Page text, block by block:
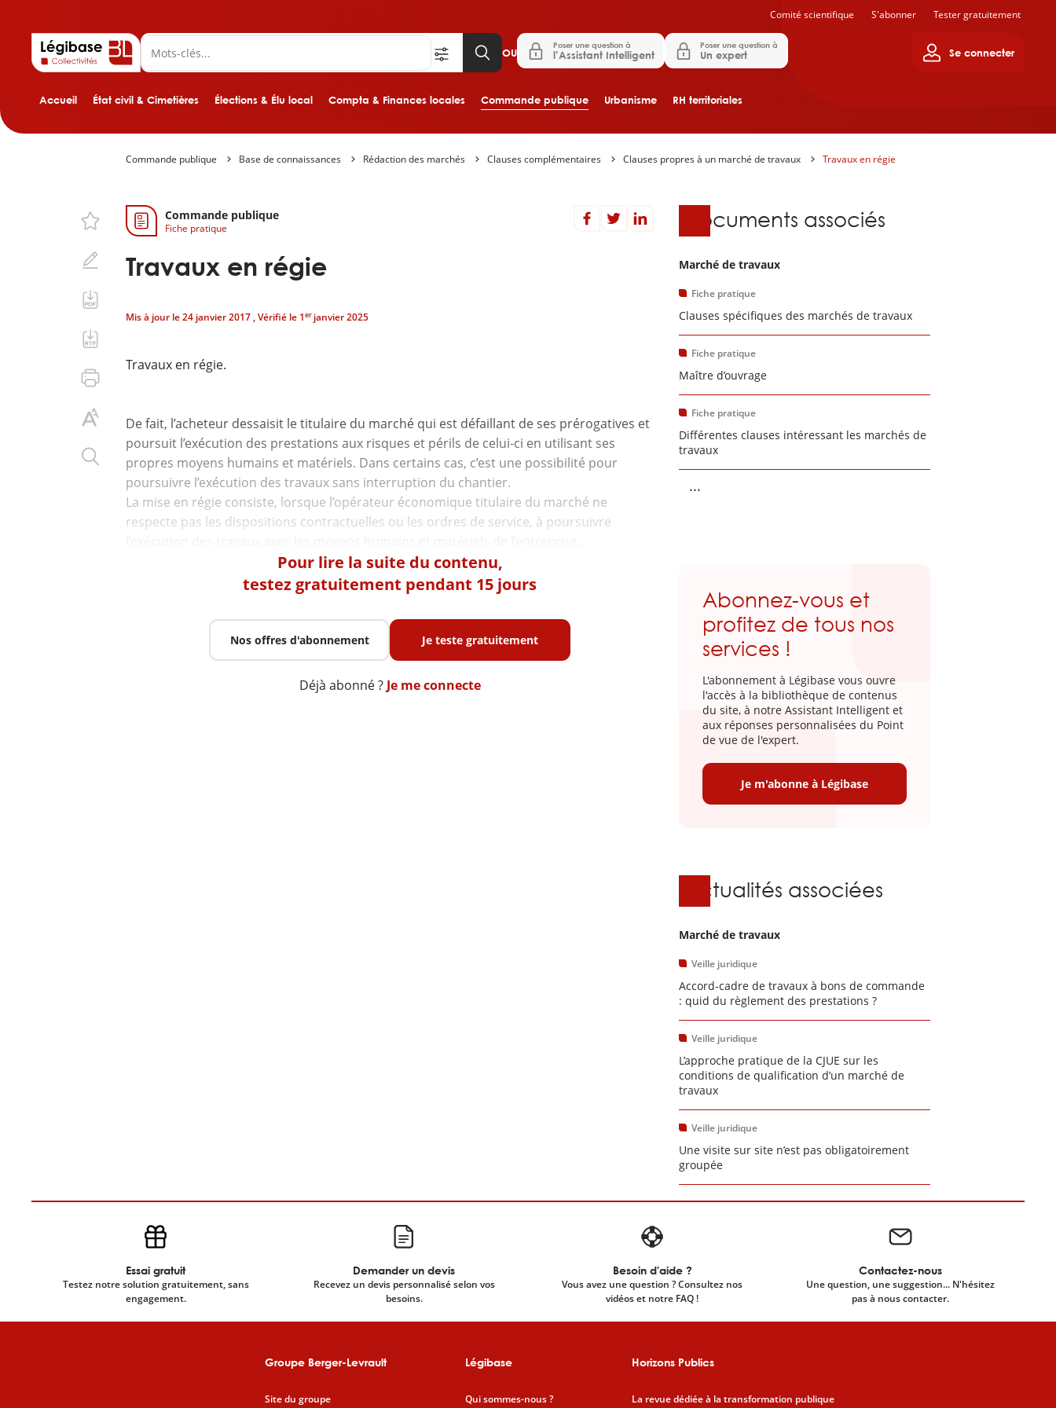
Aller au contenu principal
Accueil État civil & Cimetières Élections & Élu local Compta & Finances locales Commande publique Urbanisme RH territoriales
OU
Poser une question à
l’Assistant Intelligent
Poser une question à
Un expert Se connecter
Comité scientifique S'abonner Tester gratuitement
Commande publique Base de connaissances Rédaction des marchés Clauses complémentaires Clauses propres à un marché de travaux Travaux en régie
Commande publique
Fiche pratique
Travaux en régie
Mis à jour le24 janvier 2017 , Vérifié le 1er janvier 2025
Travaux en régie.
De fait, l’acheteur dessaisit le titulaire du marché qui est défaillant de ses prérogatives et
poursuit l’exécution des prestations aux risques et périls de celui-ci en utilisant ses
propres moyens humains et matériels. Dans certains cas, c’est une possibilité pour
poursuivre l’exécution des travaux sans interruption du chantier.
La mise en régie consiste, lorsque l’opérateur économique titulaire du marché ne
respecte pas les dispositions contractuelles ou les ordres de service, à poursuivre
Pour lire la suite du contenu,
testez gratuitement pendant 15 jours
Nos offres d'abonnement Je teste gratuitement
Déjà abonné ? Je me connecte
Documents associés
Marché de travaux
Fiche pratique
Clauses spécifiques des marchés de travaux
Fiche pratique
Maître d’ouvrage
Fiche pratique
Différentes clauses intéressant les marchés de
travaux
...
Abonnez-vous et
profitez de tous nos
services !
L'abonnement à Légibase vous ouvre
l'accès à la bibliothèque de contenus
du site, à notre Assistant Intelligent et
aux réponses personnalisées du Point
de vue de l'expert.
Je m'abonne à Légibase
Actualités associées
Marché de travaux
Veille juridique
Accord-cadre de travaux à bons de commande
: quid du règlement des prestations ?
Veille juridique
L’approche pratique de la CJUE sur les
conditions de qualification d’un marché de
travaux
Veille juridique
Une visite sur site n’est pas obligatoirement
groupée
Essai gratuit
Testez notre solution gratuitement, sans
engagement.
Demander un devis
Recevez un devis personnalisé selon vos
besoins.
Besoin d'aide ?
Vous avez une question ? Consultez nos
vidéos et notre FAQ !
Contactez-nous
Une question, une suggestion... N'hésitez
pas à nous contacter.
Groupe Berger-Levrault
Site du groupe
Légibase
Qui sommes-nous ?
Horizons Publics
La revue dédiée à la transformation publique